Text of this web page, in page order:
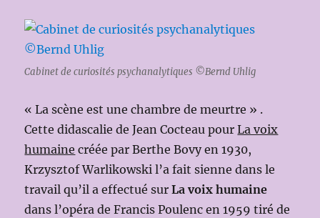
Cabinet de curiosités psychanalytiques ©Bernd Uhlig
« La scène est une chambre de meurtre » .
Cette didascalie de Jean Cocteau pourLa voix
humaine créée par Berthe Bovy en 1930,
Krzysztof Warlikowski l’a fait sienne dans le
travail qu’il a effectué surLa voix humaine
dans l’opéra de Francis Poulenc en 1959 tiré de